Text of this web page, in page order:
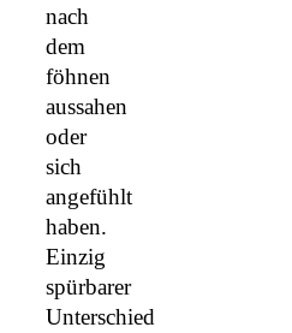
nach
dem
föhnen
aussahen
oder
sich
angefühlt
haben.
Einzig
spürbarer
Unterschied